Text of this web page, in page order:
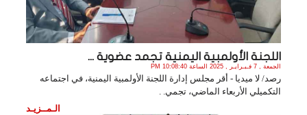
اللجنة الأولمبية اليمنية تجمد عضوية ...
الجمعة , 7 فـبـرايـر , 2025 الساعة 10:08:40 PM
رصد/ لا ميديا - أقر مجلس إدارة اللجنة الأولمبية اليمنية، في اجتماعه
التكميلي الأربعاء ‏الماضي، تجمي. .
الـمــزيـد